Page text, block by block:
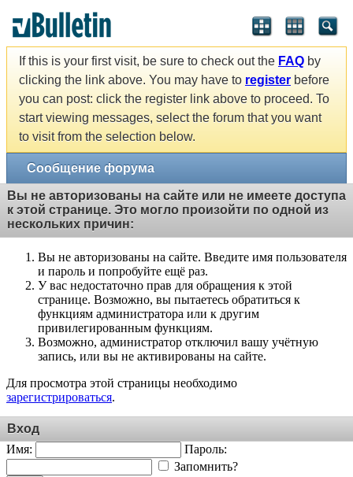
If this is your first visit, be sure to check out the FAQ by
clicking the link above. You may have to register before
you can post: click the register link above to proceed. To
start viewing messages, select the forum that you want
to visit from the selection below.
Сообщение форума
Вы не авторизованы на сайте или не имеете доступа
к этой странице. Это могло произойти по одной из
нескольких причин:
Вы не авторизованы на сайте. Введите имя пользователя
и пароль и попробуйте ещё раз.
У вас недостаточно прав для обращения к этой
странице. Возможно, вы пытаетесь обратиться к
функциям администратора или к другим
привилегированным функциям.
Возможно, администратор отключил вашу учётную
запись, или вы не активированы на сайте.
Для просмотра этой страницы необходимо
зарегистрироваться.
Вход
Имя:
Пароль:
Запомнить?